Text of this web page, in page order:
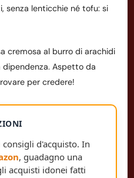
senza lenticchie né tofu: si
cremosa al burro di arachidi
Aspetto da
per credere!
d'acquisto. In
, guadagno una
acquisti idonei fatti